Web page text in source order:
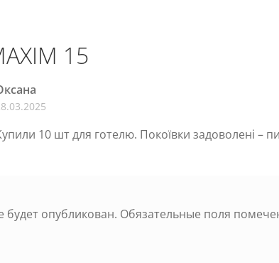
15
10 шт для готелю. Покоївки задоволені –
будет опубликован. Обязательные поля